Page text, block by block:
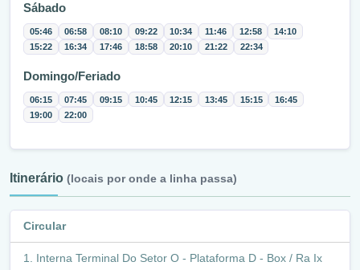
Sábado
05:46 06:58 08:10 09:22 10:34 11:46 12:58
14:10
15:22
16:34 17:46 18:58 20:10 21:22 22:34
Domingo/Feriado
06:15 07:45 09:15 10:45 12:15 13:45 15:15
16:45
19:00
22:00
Itinerário (locais por onde a linha passa)
Circular
Interna Terminal Do Setor O - Plataforma D - Box / Ra Ix